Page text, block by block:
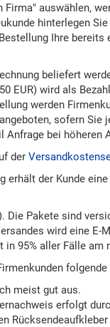
Firma" auswählen,
hinterlegen
Ihre
beliefert
EUR) wird als
werden
sofern
Anfrage bei
der
erhält der Kunde
Die Pakete sind
wird eine
95% aller Fälle am
meist gut aus.
erfolgt